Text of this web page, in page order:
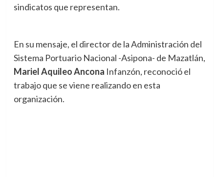
sindicatos que representan.
En su mensaje, el director de la Administración del
Sistema Portuario Nacional -Asipona- de Mazatlán,
MarielAquileoAncona Infanzón, reconoció el
trabajo que se viene realizando en esta
organización.